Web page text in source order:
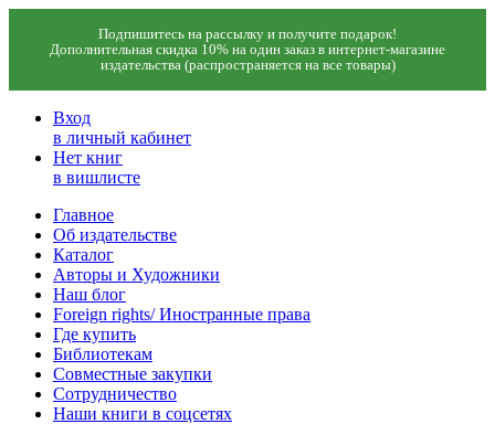
Подпишитесь на рассылку и получите подарок!
Дополнительная скидка 10% на один заказ в интернет-магазине
издательства (распространяется на все товары)
Вход
в личный кабинет
Нет книг
в вишлисте
Главное
Об издательстве
Каталог
Авторы и Художники
Наш блог
Foreign rights/ Иностранные права
Где купить
Библиотекам
Совместные закупки
Сотрудничество
Наши книги в соцсетях